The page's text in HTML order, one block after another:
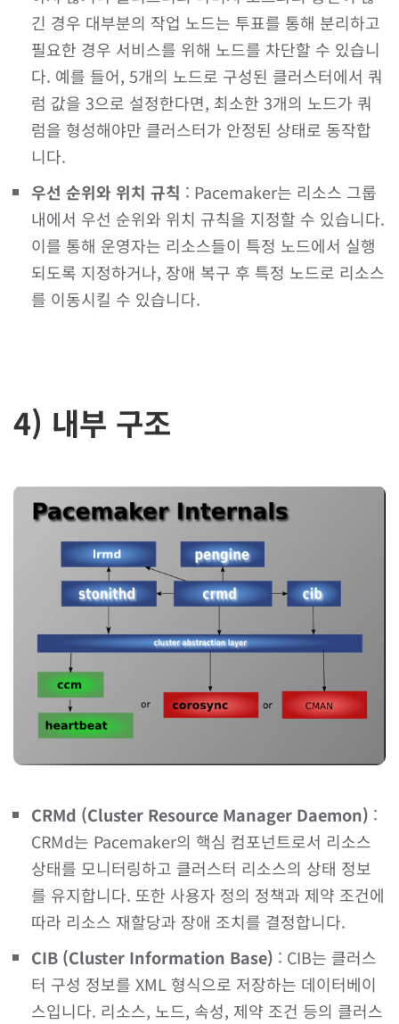
긴 경우 대부분의 작업 노드는 투표를 통해 분리하고
필요한 경우 서비스를 위해 노드를 차단할 수 있습니
다. 예를 들어, 5개의 노드로 구성된 클러스터에서 쿼
럼 값을 3으로 설정한다면, 최소한 3개의 노드가 쿼
럼을 형성해야만 클러스터가 안정된 상태로 동작합
니다.
우선 순위와 위치 규칙 : Pacemaker는 리소스 그룹
내에서 우선 순위와 위치 규칙을 지정할 수 있습니다.
이를 통해 운영자는 리소스들이 특정 노드에서 실행
되도록 지정하거나, 장애 복구 후 특정 노드로 리소스
를 이동시킬 수 있습니다.
4) 내부 구조
CRMd (Cluster Resource Manager Daemon) :
CRMd는 Pacemaker의 핵심 컴포넌트로서 리소스
상태를 모니터링하고 클러스터 리소스의 상태 정보
를 유지합니다. 또한 사용자 정의 정책과 제약 조건에
따라 리소스 재할당과 장애 조치를 결정합니다.
CIB (Cluster Information Base) : CIB는 클러스
터 구성 정보를 XML 형식으로 저장하는 데이터베이
스입니다. 리소스, 노드, 속성, 제약 조건 등의 클러스